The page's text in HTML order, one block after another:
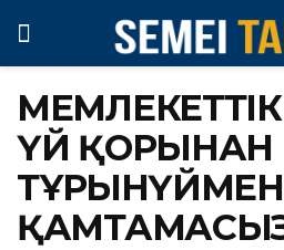
МЕМЛЕКЕТТІК
ҮЙ ҚОРЫНАН
ТҰРҒЫНҮЙМЕН